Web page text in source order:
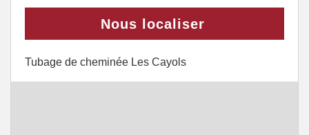
Nous localiser
Tubage de cheminée Les Cayols